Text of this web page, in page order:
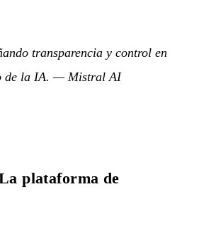
transparencia y control en
de la IA. — Mistral AI
plataforma de